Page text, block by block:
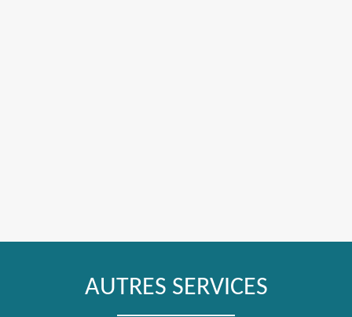
AUTRES SERVICES